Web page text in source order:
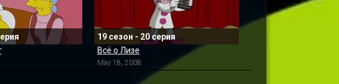
19 сезон - 20 серия
Всё о Лизе
May 18, 2008